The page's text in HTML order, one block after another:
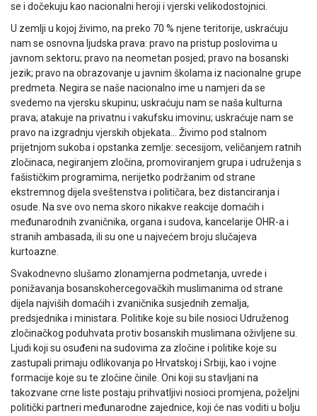
se i dočekuju kao nacionalni heroji i vjerski velikodostojnici.
U zemlji u kojoj živimo, na preko 70 % njene teritorije, uskraćuju
nam se osnovna ljudska prava: pravo na pristup poslovima u
javnom sektoru; pravo na neometan posjed; pravo na bosanski
jezik; pravo na obrazovanje u javnim školama iz nacionalne grupe
predmeta. Negira se naše nacionalno ime u namjeri da se
svedemo na vjersku skupinu; uskraćuju nam se naša kulturna
prava; atakuje na privatnu i vakufsku imovinu; uskraćuje nam se
pravo na izgradnju vjerskih objekata… Živimo pod stalnom
prijetnjom sukoba i opstanka zemlje: secesijom, veličanjem ratnih
zločinaca, negiranjem zločina, promoviranjem grupa i udruženja s
fašističkim programima, nerijetko podržanim od strane
ekstremnog dijela sveštenstva i političara, bez distanciranja i
osude. Na sve ovo nema skoro nikakve reakcije domaćih i
međunarodnih zvaničnika, organa i sudova, kancelarije OHR-a i
stranih ambasada, ili su one u najvećem broju slučajeva
kurtoazne.
Svakodnevno slušamo zlonamjerna podmetanja, uvrede i
ponižavanja bosanskohercegovačkih muslimanima od strane
dijela najviših domaćih i zvaničnika susjednih zemalja,
predsjednika i ministara. Politike koje su bile nosioci Udruženog
zločinačkog poduhvata protiv bosanskih muslimana oživljene su.
Ljudi koji su osuđeni na sudovima za zločine i politike koje su
zastupali primaju odlikovanja po Hrvatskoj i Srbiji, kao i vojne
formacije koje su te zločine činile. Oni koji su stavljani na
takozvane crne liste postaju prihvatljivi nosioci promjena, poželjni
politički partneri međunarodne zajednice, koji će nas voditi u bolju